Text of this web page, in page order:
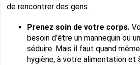
de rencontrer des gens.
Prenez soin de votre corps.
besoin d’être un mannequin ou
séduire. Mais il faut quand
hygiène, à votre alimentation